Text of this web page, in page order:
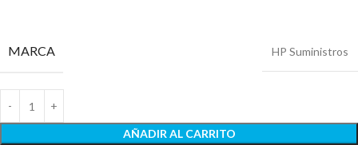
MARCA HP Suministros
AÑADIR AL CARRITO